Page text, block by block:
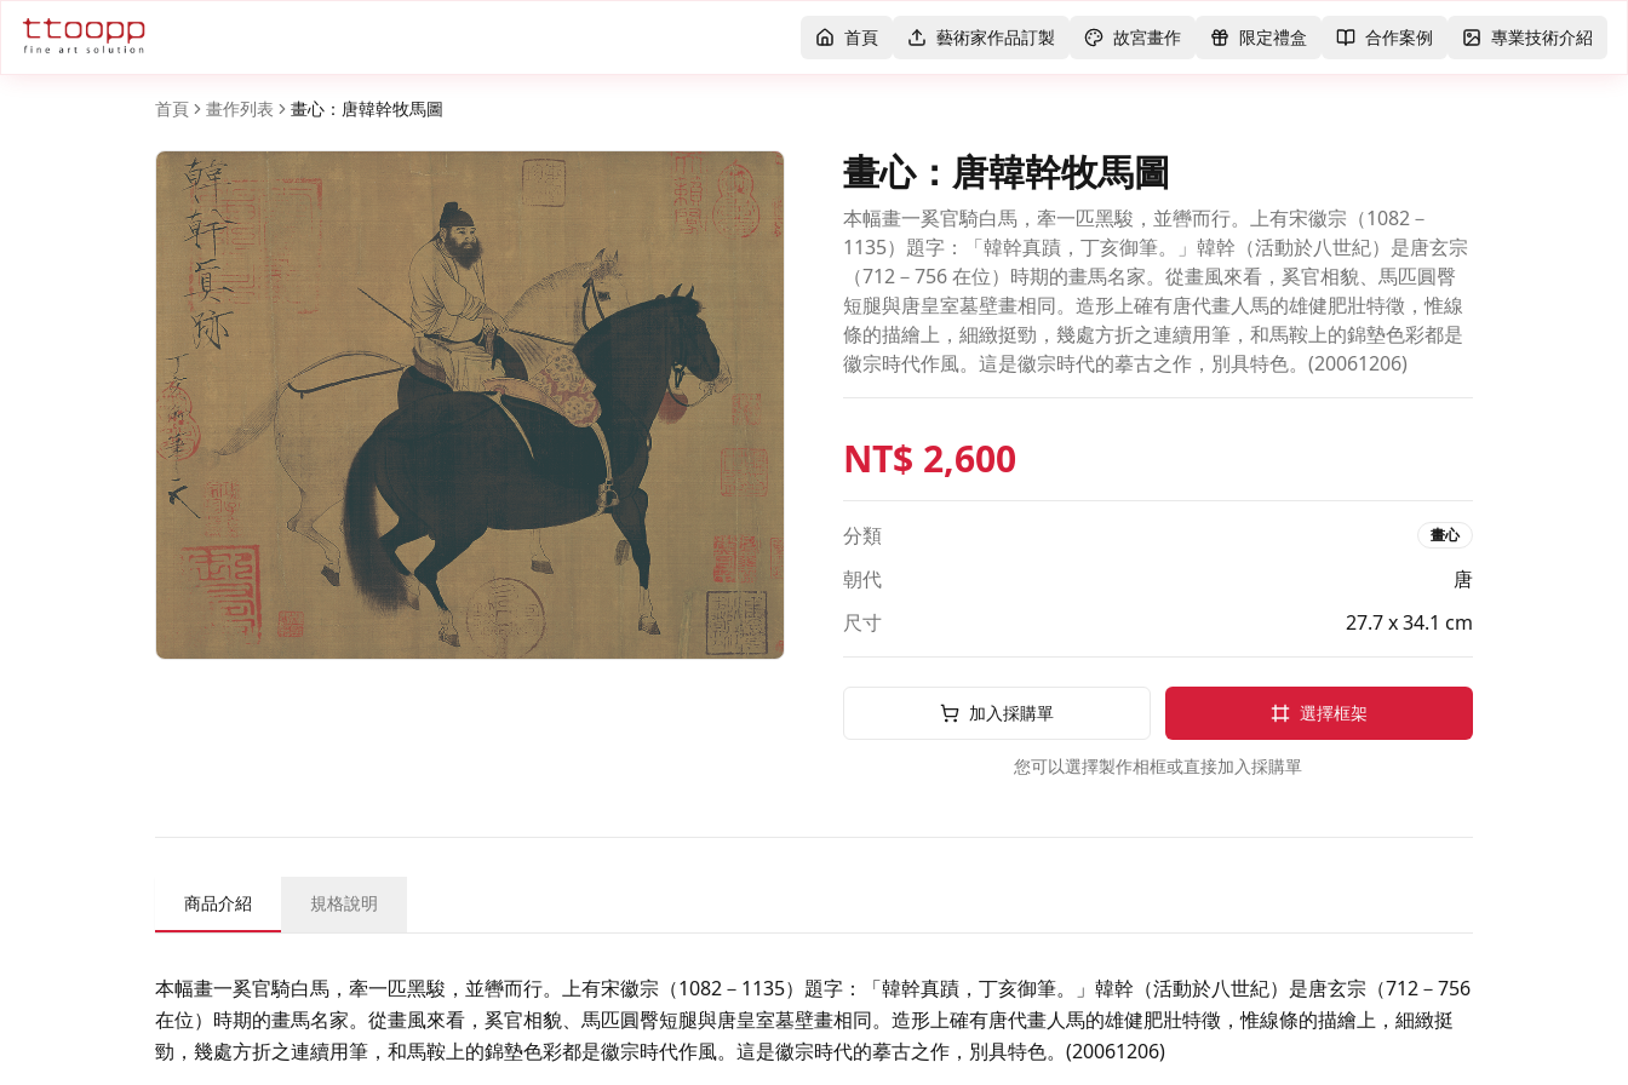
首頁 藝術家作品訂製 故宮畫作 限定禮盒 合作案例 專業技術介紹
首頁 畫作列表 畫心：唐韓幹牧馬圖
畫心：唐韓幹牧馬圖
本幅畫一奚官騎白馬，牽一匹黑駿，並轡而行。上有宋徽宗（1082－
1135）題字：「韓幹真蹟，丁亥御筆。」韓幹（活動於八世紀）是唐玄宗
（712－756 在位）時期的畫馬名家。從畫風來看，奚官相貌、馬匹圓臀
短腿與唐皇室墓壁畫相同。造形上確有唐代畫人馬的雄健肥壯特徵，惟線
條的描繪上，細緻挺勁，幾處方折之連續用筆，和馬鞍上的錦墊色彩都是
徽宗時代作風。這是徽宗時代的摹古之作，別具特色。(20061206)
NT$ 2,600
分類 畫心
朝代
唐
尺寸
27.7 x 34.1 cm
加入採購單 選擇框架
您可以選擇製作相框或直接加入採購單
商品介紹 規格說明
本幅畫一奚官騎白馬，牽一匹黑駿，並轡而行。上有宋徽宗（1082－1135）題字：「韓幹真蹟，丁亥御筆。」韓幹（活動於八世紀）是唐玄宗（712－756
在位）時期的畫馬名家。從畫風來看，奚官相貌、馬匹圓臀短腿與唐皇室墓壁畫相同。造形上確有唐代畫人馬的雄健肥壯特徵，惟線條的描繪上，細緻挺
勁，幾處方折之連續用筆，和馬鞍上的錦墊色彩都是徽宗時代作風。這是徽宗時代的摹古之作，別具特色。(20061206)